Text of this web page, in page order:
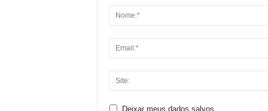
Deixar meus dados salvos